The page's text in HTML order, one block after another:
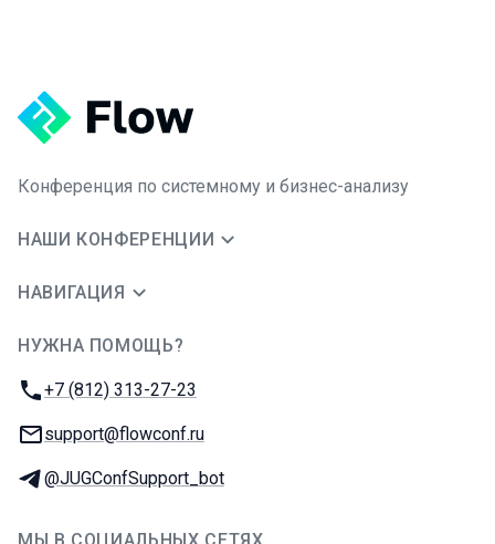
Конференция по системному и бизнес-анализу
НАШИ КОНФЕРЕНЦИИ
НАВИГАЦИЯ
НУЖНА ПОМОЩЬ?
Телефон:
+7 (812) 313-27-23
E-mail:
support@flowconf.ru
Телеграм:
@JUGConfSupport_bot